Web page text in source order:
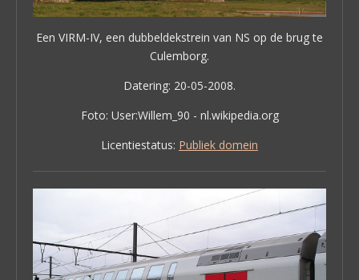
Een VIRM-IV, een dubbeldekstrein van NS op de brug te
Culemborg.
Datering: 20-05-2008.
Foto: User:Willem_90 - nl.wikipedia.org
Licentiestatus: Publiek domein